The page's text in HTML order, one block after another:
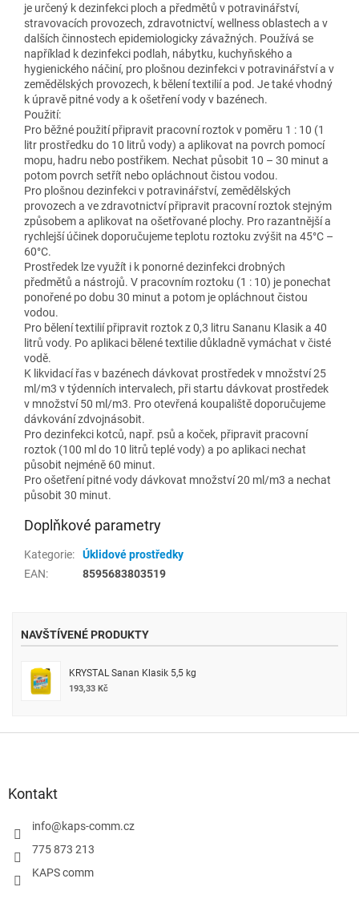
je určený k dezinfekci ploch a předmětů v potravinářství,
stravovacích provozech, zdravotnictví, wellness oblastech a v
dalších činnostech epidemiologicky závažných. Používá se
například k dezinfekci podlah, nábytku, kuchyňského a
hygienického náčiní, pro plošnou dezinfekci v potravinářství a v
zemědělských provozech, k bělení textilií a pod. Je také vhodný
k úpravě pitné vody a k ošetření vody v bazénech.
Použití:
Pro běžné použití připravit pracovní roztok v poměru 1 : 10 (1
litr prostředku do 10 litrů vody) a aplikovat na povrch pomocí
mopu, hadru nebo postřikem. Nechat působit 10 – 30 minut a
potom povrch setřít nebo opláchnout čistou vodou.
Pro plošnou dezinfekci v potravinářství, zemědělských
provozech a ve zdravotnictví připravit pracovní roztok stejným
způsobem a aplikovat na ošetřované plochy. Pro razantnější a
rychlejší účinek doporučujeme teplotu roztoku zvýšit na 45°C –
60°C.
Prostředek lze využít i k ponorné dezinfekci drobných
předmětů a nástrojů. V pracovním roztoku (1 : 10) je ponechat
ponořené po dobu 30 minut a potom je opláchnout čistou
vodou.
Pro bělení textilií připravit roztok z 0,3 litru Sananu Klasik a 40
litrů vody. Po aplikaci bělené textilie důkladně vymáchat v čisté
vodě.
K likvidací řas v bazénech dávkovat prostředek v množství 25
ml/m3 v týdenních intervalech, při startu dávkovat prostředek
v množství 50 ml/m3. Pro otevřená koupaliště doporučujeme
dávkování zdvojnásobit.
Pro dezinfekci kotců, např. psů a koček, připravit pracovní
roztok (100 ml do 10 litrů teplé vody) a po aplikaci nechat
působit nejméně 60 minut.
Pro ošetření pitné vody dávkovat množství 20 ml/m3 a nechat
působit 30 minut.
Doplňkové parametry
Kategorie:
Úklidové prostředky
EAN: 8595683803519
NAVŠTÍVENÉ PRODUKTY
KRYSTAL Sanan Klasik 5,5 kg
193,33 Kč
Kontakt
info@kaps-comm.cz
775 873 213
KAPS comm